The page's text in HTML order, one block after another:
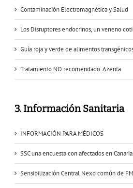
Contaminación Electromagnética y Salud
Los Disruptores endocrinos, un veneno
Guía roja y verde de alimentos
Tratamiento NO recomendado. Azenta
3. Información Sanitaria
INFORMACIÓN PARA MÉDICOS
SSC una encuesta con afectados en
Sensibilización Central Nexo común de